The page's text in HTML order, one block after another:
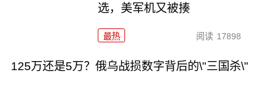
选，美军机又被揍
最热 阅读 17898
125万还是5万？俄乌战损数字背后的\"三国杀\"